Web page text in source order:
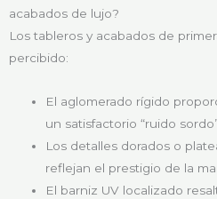
acabados de lujo?
Los tableros y acabados de
percibido:
El aglomerado rígido
un satisfactorio “ruido
Los detalles dorados o
reflejan el prestigio de la
El barniz UV localizado